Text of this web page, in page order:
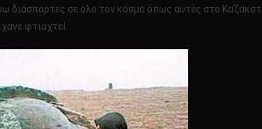
διάσπαρτες σε όλο τον κόσμο όπως αυτές στο
φτιαχτεί.